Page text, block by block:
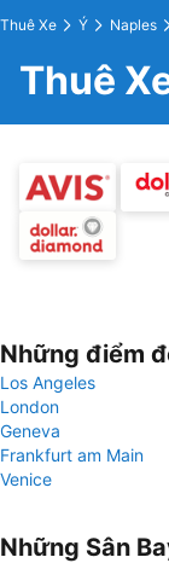
Thuê Xe Ý Naples
Thuê
Những điểm
Los Angeles
London
Geneva
Frankfurt am Main
Venice
Những Sân